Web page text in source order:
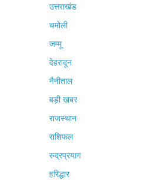
उत्तराखंड
चमोली
जम्मू
देहरादून
नैनीताल
बड़ी खबर
राजस्थान
राशिफल
रुद्रप्रयाग
हरिद्धार